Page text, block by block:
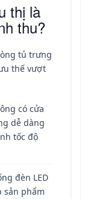
thị là
thu?
tủ trưng
thế vượt
có cửa
dễ dàng
tốc độ
đèn LED
sản phẩm